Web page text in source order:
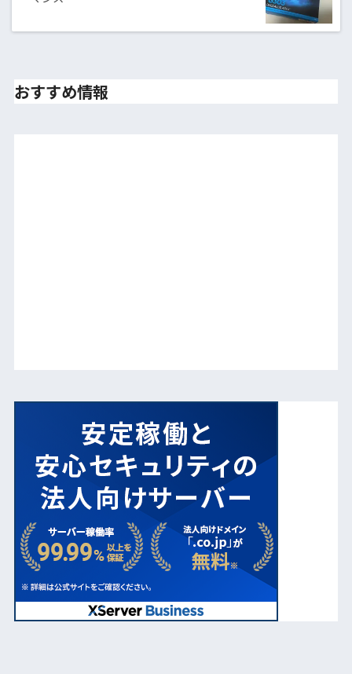
おすすめ情報